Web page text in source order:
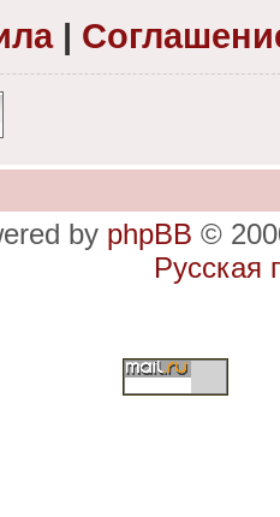
|
by phpBB ©
Русская